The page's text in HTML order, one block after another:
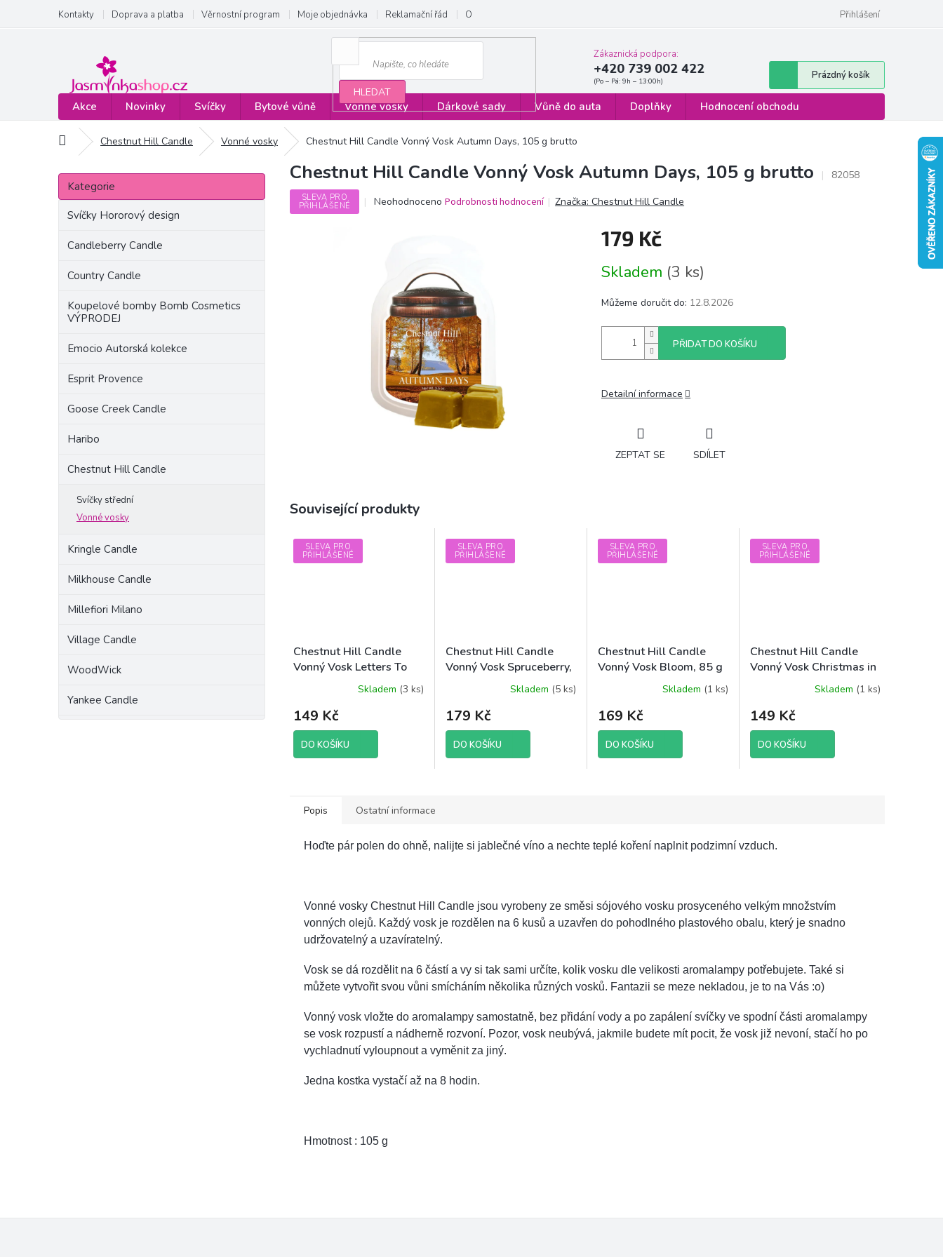
obsah
Kontakty Doprava a platba Věrnostní program Moje objednávka Reklamační řád Obchodní podmínky Formulář pro odstoupení od smlouvy
Přihlášení
HLEDAT
Zákaznická podpora:
+420 739 002 422
Nákupní
košík
Prázdný košík
Akce Novinky Svíčky Bytové vůně Vonné vosky Dárkové sady Vůně do auta Doplňky Hodnocení obchodu
Domů Chestnut Hill Candle Vonné vosky Chestnut Hill Candle Vonný Vosk Autumn Days, 105 g brutto
P
s
Přeskočit
kategorie
Kategorie
Svíčky Hororový design
Candleberry Candle
Country Candle
Koupelové bomby Bomb Cosmetics
VÝPRODEJ
Emocio Autorská kolekce
Esprit Provence
Goose Creek Candle
Haribo
Chestnut Hill Candle
Svíčky střední
Vonné vosky
Kringle Candle
Milkhouse Candle
Millefiori Milano
Village Candle
WoodWick
Yankee Candle
Chestnut Hill Candle Vonný Vosk Autumn Days, 105 g brutto 82058
SLEVA PRO
PŘIHLÁŠENÉ
Průměrné
hvězdiček.
Neohodnoceno Podrobnosti hodnocení Značka:Chestnut Hill Candle
179 Kč
cena:
Skladem (3 ks)
Můžeme doručit do: 12.8.2026
PŘIDAT DO KOŠÍKU
Detailní informace
ZEPTAT SE SDÍLET
Související produkty
SLEVA PRO
PŘIHLÁŠENÉ
Chestnut Hill Candle
Vonný Vosk Letters To
Santa, 85 g brutto
produktu
je
5,0
z
Skladem (3 ks)
149 Kč
DO KOŠÍKU
SLEVA PRO
PŘIHLÁŠENÉ
Chestnut Hill Candle
Vonný Vosk Spruceberry,
Skladem (5 ks)
179 Kč
DO KOŠÍKU
SLEVA PRO
PŘIHLÁŠENÉ
Chestnut Hill Candle
Vonný Vosk Bloom, 85 g
Skladem (1 ks)
169 Kč
DO KOŠÍKU
SLEVA PRO
PŘIHLÁŠENÉ
Chestnut Hill Candle
Vonný Vosk Christmas in
the Country, 85 g brutto
Skladem (1 ks)
149 Kč
DO KOŠÍKU
Popis Ostatní informace
Hoďte pár polen do ohně, nalijte si jablečné víno a nechte teplé koření naplnit podzimní vzduch.
Vonné vosky Chestnut Hill Candle jsou vyrobeny ze směsi sójového vosku prosyceného velkým množstvím
vonných olejů. Každý vosk je rozdělen na 6 kusů a uzavřen do pohodlného plastového obalu, který je snadno
udržovatelný a uzavíratelný.
Vosk se dá rozdělit na 6 částí a vy si tak sami určíte, kolik vosku dle velikosti aromalampy potřebujete. Také si
můžete vytvořit svou vůni smícháním několika různých vosků. Fantazii se meze nekladou, je to na Vás :o)
Vonný vosk vložte do aromalampy samostatně, bez přidání vody a po zapálení svíčky ve spodní části aromalampy
se vosk rozpustí a nádherně rozvoní. Pozor, vosk neubývá, jakmile budete mít pocit, že vosk již nevoní, stačí ho po
vychladnutí vyloupnout a vyměnit za jiný.
Jedna kostka vystačí až na 8 hodin.
Hmotnost : 105 g